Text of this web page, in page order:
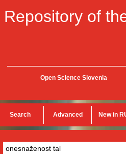
Repository of
Open Science Slovenia
Search Advanced New in